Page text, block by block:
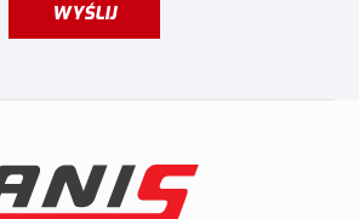
WYŚLIJ